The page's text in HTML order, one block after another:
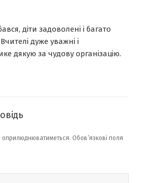
діти задоволені і багато
дуже уважні і
дякую за чудову організацію.
Обов’язкові поля